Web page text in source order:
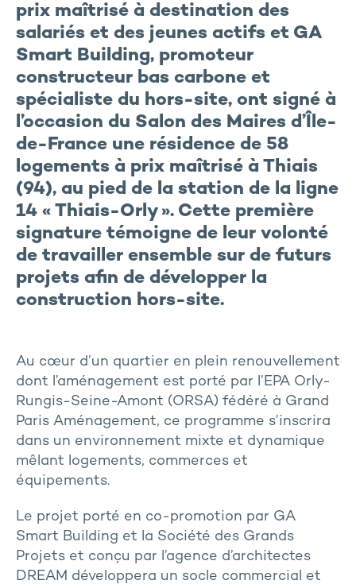
prix maîtrisé à destination des
salariés et des jeunes actifs et GA
Smart Building, promoteur
constructeur bas carbone et
spécialiste du hors-site, ont signé à
l’occasion du Salon des Maires d’Île-
de-France une résidence de 58
logements à prix maîtrisé à Thiais
(94), au pied de la station de la ligne
14 « Thiais-Orly ». Cette première
signature témoigne de leur volonté
de travailler ensemble sur de futurs
projets afin de développer la
construction hors-site.
Au cœur d’un quartier en plein renouvellement
dont l’aménagement est porté par l’EPA Orly-
Rungis-Seine-Amont (ORSA) fédéré à Grand
Paris Aménagement, ce programme s’inscrira
dans un environnement mixte et dynamique
mêlant logements, commerces et
équipements.
Le projet porté en co-promotion par GA
Smart Building et la Société des Grands
Projets et conçu par l’agence d’architectes
DREAM développera un socle commercial et